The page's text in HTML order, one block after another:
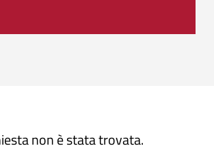
non è stata trovata.